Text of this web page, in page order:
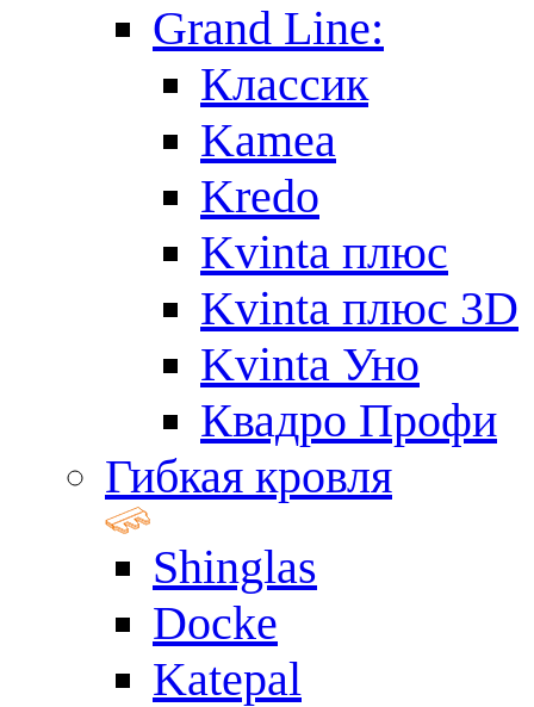
Grand Line:
Классик
Kamea
Kredo
Kvinta плюс
Kvinta плюс 3D
Kvinta Уно
Квадро Профи
Гибкая кровля
Shinglas
Docke
Katepal